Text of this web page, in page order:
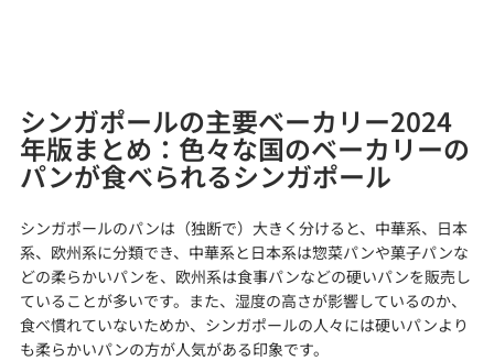
シンガポールの主要ベーカリー2024
年版まとめ：色々な国のベーカリーの
パンが食べられるシンガポール
シンガポールのパンは（独断で）大きく分けると、中華系、日本
系、欧州系に分類でき、中華系と日本系は惣菜パンや菓子パンな
どの柔らかいパンを、欧州系は食事パンなどの硬いパンを販売し
ていることが多いです。また、湿度の高さが影響しているのか、
食べ慣れていないためか、シンガポールの人々には硬いパンより
も柔らかいパンの方が人気がある印象です。